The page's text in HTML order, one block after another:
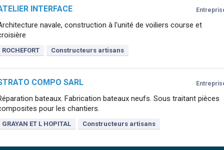
INTERFACE
navale, construction à l'unité de voiliers course et
ROCHEFORT Constructeurs artisans
COMPO SARL
bateaux. Fabrication bateaux neufs. Sous traitant pièces
pour les chantiers.
GRAYAN ET L HOPITAL Constructeurs artisans